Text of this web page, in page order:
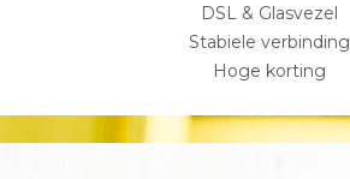
DSL & Glasvezel
Stabiele verbinding
Hoge korting